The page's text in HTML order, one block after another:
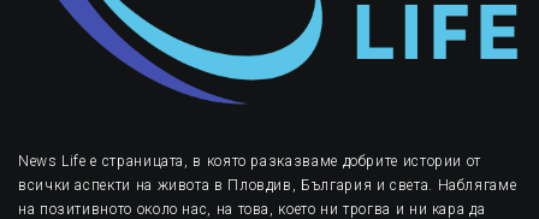
News Life е страницата, в която разказваме добрите истории от
всички аспекти на живота в Пловдив, България и света. Наблягаме
на позитивното около нас, на това, което ни трогва и ни кара да